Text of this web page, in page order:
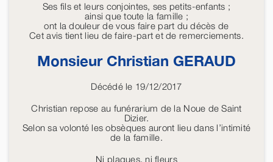
Ses fils et leurs conjointes, ses petits-enfants ;
ainsi que toute la famille ;
ont la douleur de vous faire part du décès de
Cet avis tient lieu de faire-part et de remerciements.
Monsieur Christian GERAUD
Décédé le 19/12/2017
Christian repose au funérarium de la Noue de Saint
Dizier.
Selon sa volonté les obsèques auront lieu dans l’intimité
de la famille.
Ni plaques, ni fleurs